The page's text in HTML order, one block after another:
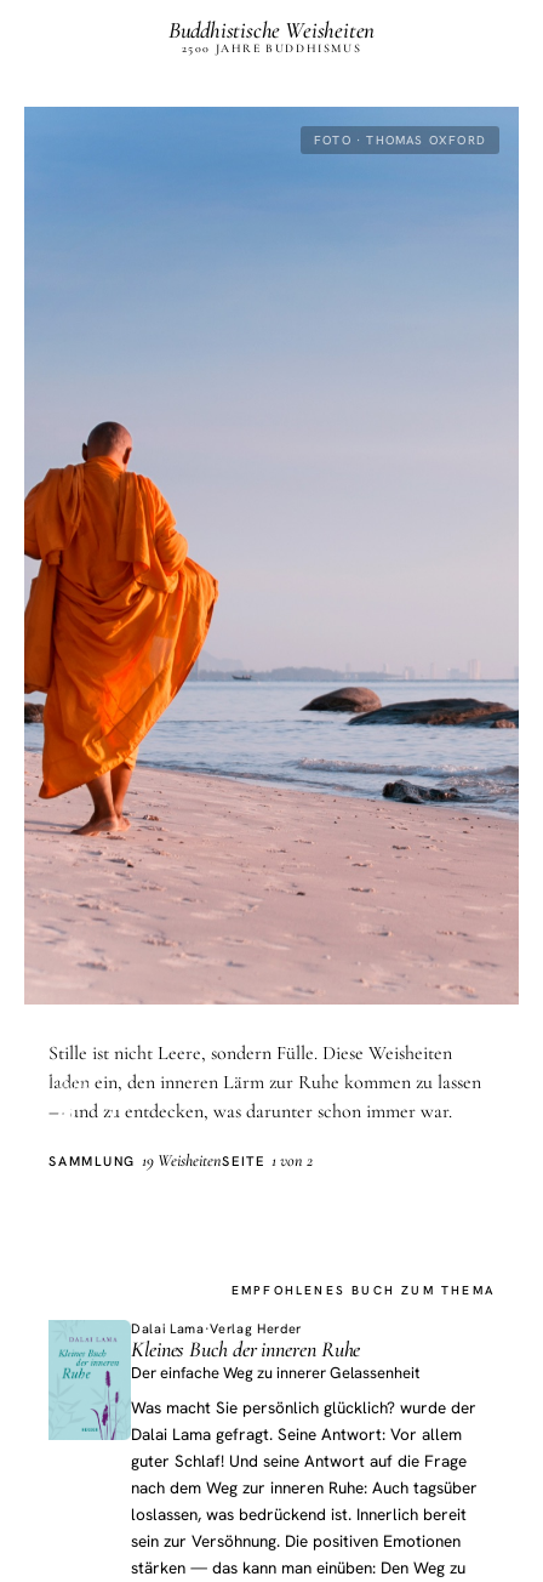
Buddhistische Weisheiten
2500 JAHRE BUDDHISMUS
Thema
Ruhe
FOTO · THOMAS OXFORD
Stille ist nicht Leere, sondern Fülle. Diese Weisheiten
laden ein, den inneren Lärm zur Ruhe kommen zu lassen
— und zu entdecken, was darunter schon immer war.
SAMMLUNG 19 WeisheitenSEITE 1 von 2
EMPFOHLENES BUCH ZUM THEMA
Dalai Lama·Verlag Herder
Kleines Buch der inneren Ruhe
Der einfache Weg zu innerer Gelassenheit
Was macht Sie persönlich glücklich? wurde der
Dalai Lama gefragt. Seine Antwort: Vor allem
guter Schlaf! Und seine Antwort auf die Frage
nach dem Weg zur inneren Ruhe: Auch tagsüber
loslassen, was bedrückend ist. Innerlich bereit
sein zur Versöhnung. Die positiven Emotionen
stärken — das kann man einüben: Den Weg zu